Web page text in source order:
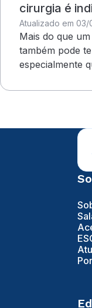
cirurgia é
Atualizado em
Mais do que
também pode
especialmente